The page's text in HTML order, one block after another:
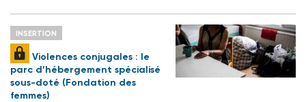
INSERTION
Violences conjugales : le
parc d’hébergement spécialisé
sous-doté (Fondation des
femmes)